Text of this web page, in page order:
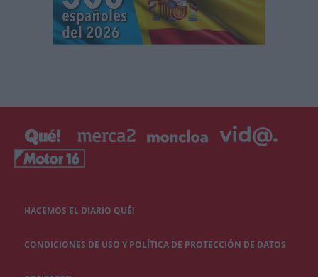
HACEMOS EL DIARIO QUÉ!
CONDICIONES DE USO Y POLÍTICA DE PROTECCIÓN DE DATOS